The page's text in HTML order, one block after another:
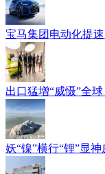
宝马集团电动化提
出口猛增“威慑”全
妖“镍”横行“锂”显